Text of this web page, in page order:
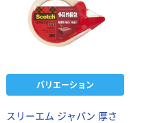
バリエーション
スリーエム ジャパン 厚さ